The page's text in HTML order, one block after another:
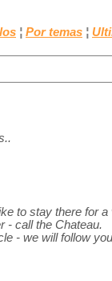
¦ Por temas ¦
to stay there for
- call the Chateau.
- we will follow